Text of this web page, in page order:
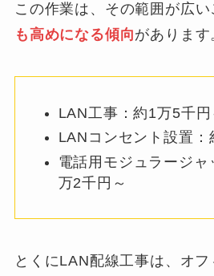
この作業は、その範囲が広い
も高めになる傾向があります
LAN工事：約1万5千円
LANコンセント設置：
電話用モジュラージャ
万2千円～
とくにLAN配線工事は、オ